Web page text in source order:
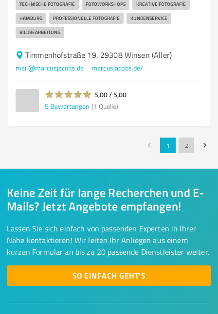
TECHNISCHE FOTOGRAFIE FOTOWORKSHOPS KREATIVE FOTOGRAFIE
HAMBURG PROFESSIONELLE FOTOGRAFIE KUNDENSERVICE
BILDBEARBEITUNG
Timmenhofstraße 19, 29308 Winsen (Aller)
mail@marcusjacobs.de marcusjacobs.de/
5,00 / 5,00
5 Bewertungen (1 Quelle)
1 2
Keine Zeit für lange Recherchen und E-
Mails? Jetzt Angebote empfangen!
Lassen Sie sich einfach von passenden Experten in Ihrer
Nähe kontaktieren! Wir leiten Ihr Anliegen aus einem
kurzen Formular an bis zu 20 passende Dienstleister weiter.
SO EINFACH GEHT'S